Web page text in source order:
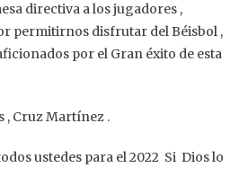
directiva a los jugadores ,
permitirnos disfrutar del Béisbol ,
por el Gran éxito de esta
, Cruz Martínez .
ustedes para el 2022 Si Dios lo